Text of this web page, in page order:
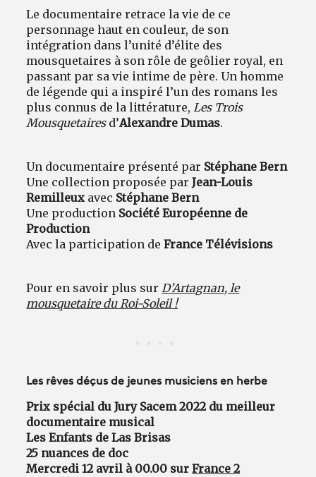
Le documentaire retrace la vie de ce
personnage haut en couleur, de son
intégration dans l’unité d’élite des
mousquetaires à son rôle de geôlier royal, en
passant par sa vie intime de père. Un homme
de légende qui a inspiré l’un des romans les
plus connus de la littérature, Les Trois
Mousquetairesd’Alexandre Dumas.
Un documentaire présenté par Stéphane Bern
Une collection proposée parJean-Louis
Remilleux avec Stéphane Bern
Une production Société Européenne de
Production
Avec la participation deFrance Télévisions
Pour en savoir plus surD’Artagnan, le
mousquetaire du Roi-Soleil !
Les rêves déçus de jeunes musiciens en herbe
Prix spécial du Jury Sacem 2022 du meilleur
documentaire musical
Les Enfants de Las Brisas
25 nuances de doc
Mercredi 12 avril à 00.00 surFrance 2